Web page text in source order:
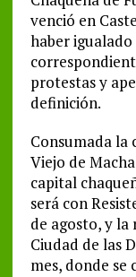
venció en
haber
protestas y
definición.
Consumada la
Viejo de
capital
será con
de agosto, y
Ciudad de las
mes, donde se